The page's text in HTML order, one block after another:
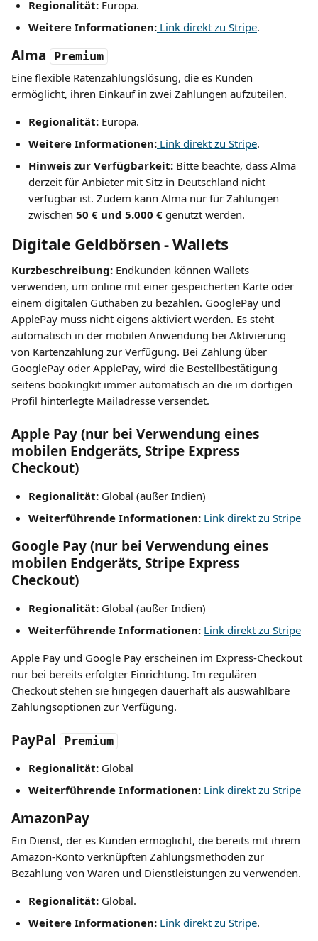
Regionalität: Europa.
Weitere Informationen: Link direkt zu Stripe.
Alma Premium
Eine flexible Ratenzahlungslösung, die es Kunden
ermöglicht, ihren Einkauf in zwei Zahlungen aufzuteilen.
Regionalität: Europa.
Weitere Informationen: Link direkt zu Stripe.
Hinweis zur Verfügbarkeit: Bitte beachte, dass Alma
derzeit für Anbieter mit Sitz in Deutschland nicht
verfügbar ist. Zudem kann Alma nur für Zahlungen
zwischen 50 € und 5.000 € genutzt werden.
Digitale Geldbörsen - Wallets
Kurzbeschreibung: Endkunden können Wallets
verwenden, um online mit einer gespeicherten Karte oder
einem digitalen Guthaben zu bezahlen. GooglePay und
ApplePay muss nicht eigens aktiviert werden. Es steht
automatisch in der mobilen Anwendung bei Aktivierung
von Kartenzahlung zur Verfügung. Bei Zahlung über
GooglePay oder ApplePay, wird die Bestellbestätigung
seitens bookingkit immer automatisch an die im dortigen
Profil hinterlegte Mailadresse versendet.
Apple Pay (nur bei Verwendung eines
mobilen Endgeräts, Stripe Express
Checkout)
Regionalität: Global (außer Indien)
Weiterführende Informationen: Link direkt zu Stripe
Google Pay (nur bei Verwendung eines
mobilen Endgeräts, Stripe Express
Checkout)
Regionalität: Global (außer Indien)
Weiterführende Informationen: Link direkt zu Stripe
Apple Pay und Google Pay erscheinen im Express-Checkout
nur bei bereits erfolgter Einrichtung. Im regulären
Checkout stehen sie hingegen dauerhaft als auswählbare
Zahlungsoptionen zur Verfügung.
PayPal Premium
Regionalität: Global
Weiterführende Informationen: Link direkt zu Stripe
AmazonPay
Ein Dienst, der es Kunden ermöglicht, die bereits mit ihrem
Amazon-Konto verknüpften Zahlungsmethoden zur
Bezahlung von Waren und Dienstleistungen zu verwenden.
Regionalität: Global.
Weitere Informationen: Link direkt zu Stripe.